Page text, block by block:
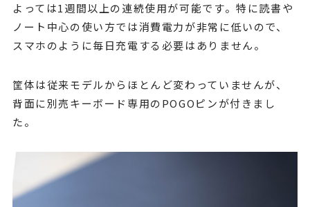
よっては1週間以上の連続使用が可能です。特に読書や
ノート中心の使い方では消費電力が非常に低いので、
スマホのように毎日充電する必要はありません。
筐体は従来モデルからほとんど変わっていませんが、
背面に別売キーボード専用のPOGOピンが付きまし
た。